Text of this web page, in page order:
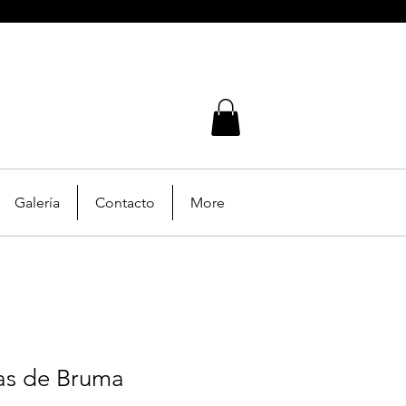
Galería Contacto More
de Bruma